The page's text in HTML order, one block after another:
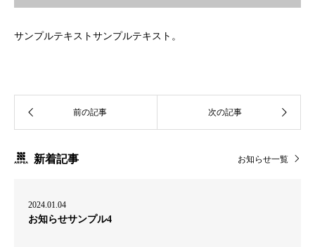
サンプルテキストサンプルテキスト。
新着記事 お知らせ一覧
2024.01.04
お知らせサンプル4